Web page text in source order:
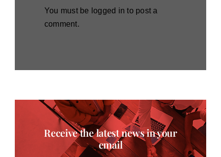
You must be logged in to post a
comment.
Receive the latest news in your
email